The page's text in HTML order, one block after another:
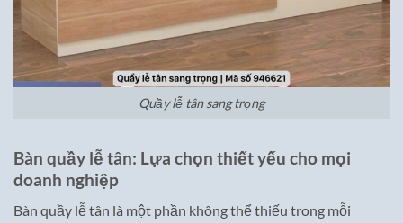
Quầy lễ tân sang trọng
Bàn quầy lễ tân: Lựa chọn thiết yếu cho mọi
doanh nghiệp
Bàn quầy lễ tân là một phần không thể thiếu trong mỗi